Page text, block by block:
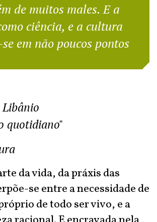
de muitos males. E a
ciência, e a cultura
em não poucos pontos
quotidiano"
da vida, da práxis das
se entre a necessidade de
de todo ser vivo, e a